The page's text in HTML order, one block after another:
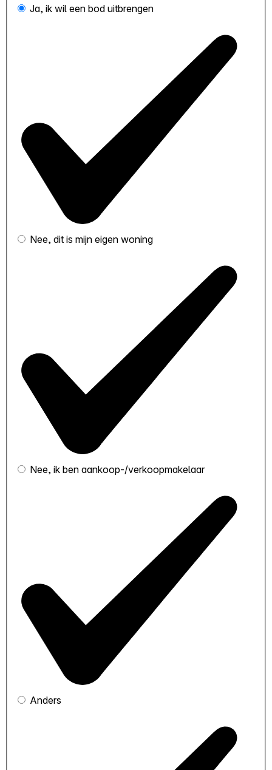
Ja, ik wil een bod uitbrengen
Nee, dit is mijn eigen woning
Nee, ik ben aankoop-/verkoopmakelaar
Anders